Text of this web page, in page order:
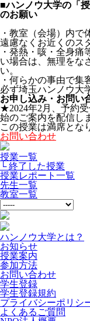
■ハンノウ大学の「
のお願い
・教室（会場）内
遠慮なくお近くのス
・発熱・咳・全身
い場合は、無理をな
い。
・何らかの事由で集
必ず埼玉ハンノウ大
お申し込み・お問い
★2024年2月、予約
始のご案内を配信し
この授業は満席とな
お問い合わせ
授業一覧
└ 終了した授業
授業レポート一覧
先生一覧
教室一覧
ハンノウ大学とは？
お知らせ
授業案内
参加方法
お問い合わせ
学生登録
学生登録規約
プライバシーポリシ
よくあるご質問